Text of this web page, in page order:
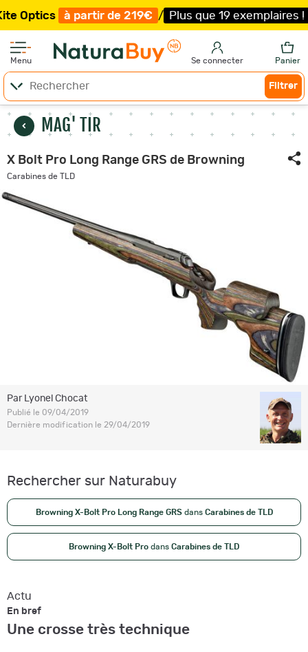
à partir de 219€ / Plus que 19 exemplaires ! /
Menu Se connecter Panier
Filtrer
MAG' TIR
X Bolt Pro Long Range GRS de Browning
Carabines de TLD
Par Lyonel Chocat
Publié le 09/04/2019
Dernière modification le 29/04/2019
Rechercher sur Naturabuy
Browning X-Bolt Pro Long Range GRSdans Carabines de TLD
Browning X-Bolt Pro dans Carabines de TLD
Actu
En bref
Une crosse très technique